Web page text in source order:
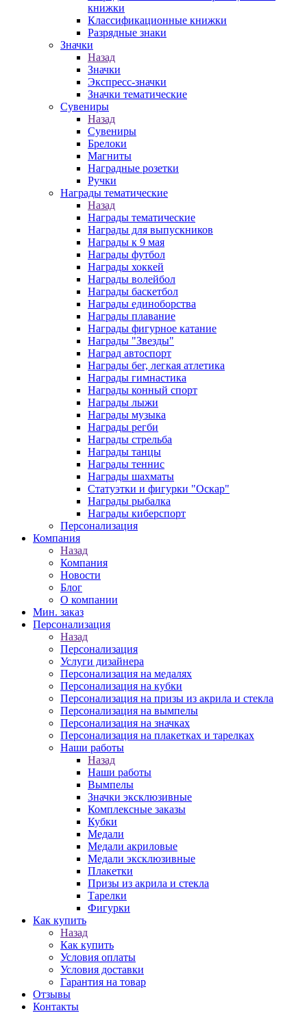
книжки
Классификационные книжки
Разрядные знаки
Значки
Назад
Значки
Экспресс-значки
Значки тематические
Сувениры
Назад
Сувениры
Брелоки
Магниты
Наградные розетки
Ручки
Награды тематические
Назад
Награды тематические
Награды для выпускников
Награды к 9 мая
Награды футбол
Награды хоккей
Награды волейбол
Награды баскетбол
Награды единоборства
Награды плавание
Награды фигурное катание
Награды "Звезды"
Наград автоспорт
Награды бег, легкая атлетика
Награды гимнастика
Награды конный спорт
Награды лыжи
Награды музыка
Награды регби
Награды стрельба
Награды танцы
Награды теннис
Награды шахматы
Статуэтки и фигурки "Оскар"
Награды рыбалка
Награды киберспорт
Персонализация
Компания
Назад
Компания
Новости
Блог
О компании
Мин. заказ
Персонализация
Назад
Персонализация
Услуги дизайнера
Персонализация на медалях
Персонализация на кубки
Персонализация на призы из акрила и стекла
Персонализация на вымпелы
Персонализация на значках
Персонализация на плакетках и тарелках
Наши работы
Назад
Наши работы
Вымпелы
Значки эксклюзивные
Комплексные заказы
Кубки
Медали
Медали акриловые
Медали эксклюзивные
Плакетки
Призы из акрила и стекла
Тарелки
Фигурки
Как купить
Назад
Как купить
Условия оплаты
Условия доставки
Гарантия на товар
Отзывы
Контакты